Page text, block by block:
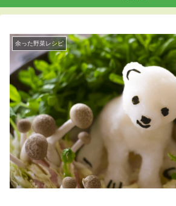
余った野菜レシピ